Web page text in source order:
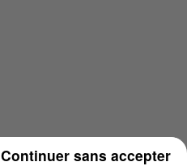
Continuer sans accepter